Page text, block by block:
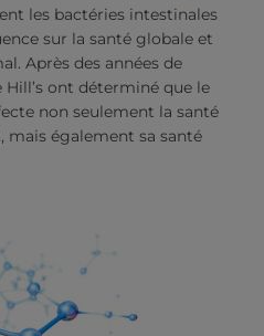
les bactéries intestinales
sur la santé globale et
Après des années de
Hill’s ont déterminé que le
non seulement la santé
également sa santé